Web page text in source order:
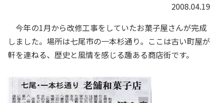
2008.04.19
今年の1月から改修工事をしていたお菓子屋さんが完成
しました。場所は七尾市の一本杉通り。ここは古い町屋が
軒を連ねる、歴史と風情を感じる趣ある商店街です。